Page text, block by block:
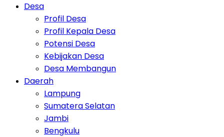
Desa
Profil Desa
Profil Kepala Desa
Potensi Desa
Kebijakan Desa
Desa Membangun
Daerah
Lampung
Sumatera Selatan
Jambi
Bengkulu